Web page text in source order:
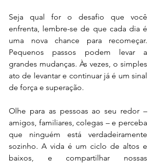
Seja qual for o desafio que você
enfrenta, lembre-se de que cada dia é
uma nova chance para recomeçar.
Pequenos passos podem levar a
grandes mudanças. Às vezes, o simples
ato de levantar e continuar já é um sinal
de força e superação.
Olhe para as pessoas ao seu redor –
amigos, familiares, colegas – e perceba
que ninguém está verdadeiramente
sozinho. A vida é um ciclo de altos e
baixos, e compartilhar nossas